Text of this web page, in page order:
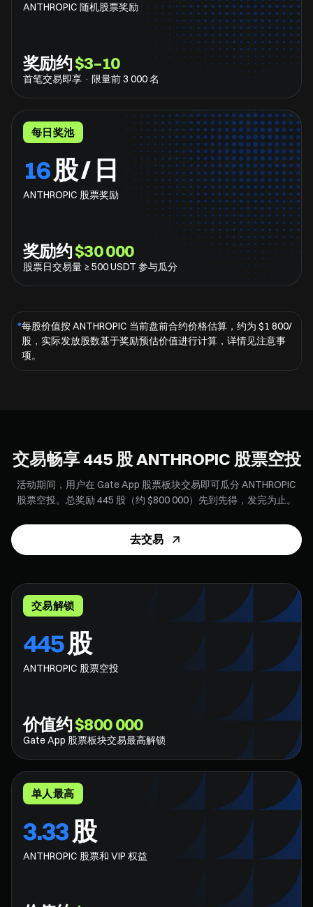
ANTHROPIC 随机股票奖励
奖励约$3–10
首笔交易即享 · 限量前 3 000 名
每日奖池
16股 / 日
ANTHROPIC 股票奖励
奖励约$30 000
股票日交易量 ≥ 500 USDT 参与瓜分
*每股价值按 ANTHROPIC 当前盘前合约价格估算，约为 $1 800/
股，实际发放股数基于奖励预估价值进行计算，详情见注意事
项。
交易畅享 445 股 ANTHROPIC 股票空投
活动期间，用户在 Gate App 股票板块交易即可瓜分 ANTHROPIC
股票空投。总奖励 445 股（约 $800 000）先到先得，发完为止。
去交易
交易解锁
445股
ANTHROPIC 股票空投
价值约$800 000
Gate App 股票板块交易最高解锁
单人最高
3.33股
ANTHROPIC 股票和 VIP 权益